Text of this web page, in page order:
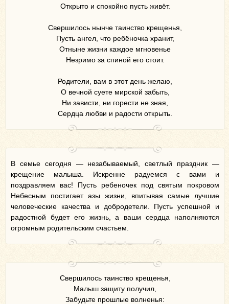
Открыто и спокойно пусть живёт.
Свершилось нынче таинство крещенья,
Пусть ангел, что ребёночка хранит,
Отныне жизни каждое мгновенье
Незримо за спиной его стоит.
Родители, вам в этот день желаю,
О вечной суете мирской забыть,
Ни зависти, ни горести не зная,
Сердца любви и радости открыть.
В семье сегодня — незабываемый, светлый праздник —
крещение малыша. Искренне радуемся с вами и
поздравляем вас! Пусть ребеночек под святым покровом
Небесным постигает азы жизни, впитывая самые лучшие
человеческие качества и добродетели. Пусть успешной и
радостной будет его жизнь, а ваши сердца наполняются
огромным родительским счастьем.
Свершилось таинство крещенья,
Малыш защиту получил,
Забудьте прошлые волненья: